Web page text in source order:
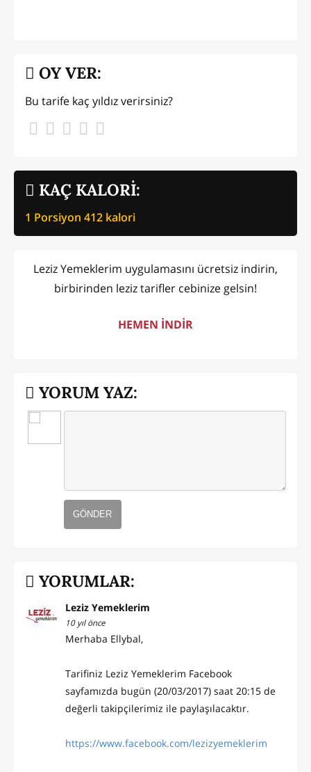
KAÇ KALORİ:
1 Porsiyon 412 kalori
OY VER:
Bu tarife kaç yıldız verirsiniz?
Leziz Yemeklerim uygulamasını ücretsiz indirin,
birbirinden leziz tarifler cebinize gelsin!
HEMEN İNDİR
YORUM YAZ:
GÖNDER
YORUMLAR:
Leziz Yemeklerim
10 yıl önce
Merhaba Ellybal,
Tarifiniz Leziz Yemeklerim Facebook
sayfamızda bugün (20/03/2017) saat 20:15 de
değerli takipçilerimiz ile paylaşılacaktır.
https://www.facebook.com/lezizyemeklerim